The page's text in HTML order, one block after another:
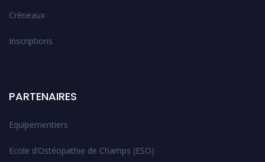
Créneaux
Inscriptions
PARTENAIRES
Equipementiers
Ecole d’Ostéopathie de Champs (ESO)